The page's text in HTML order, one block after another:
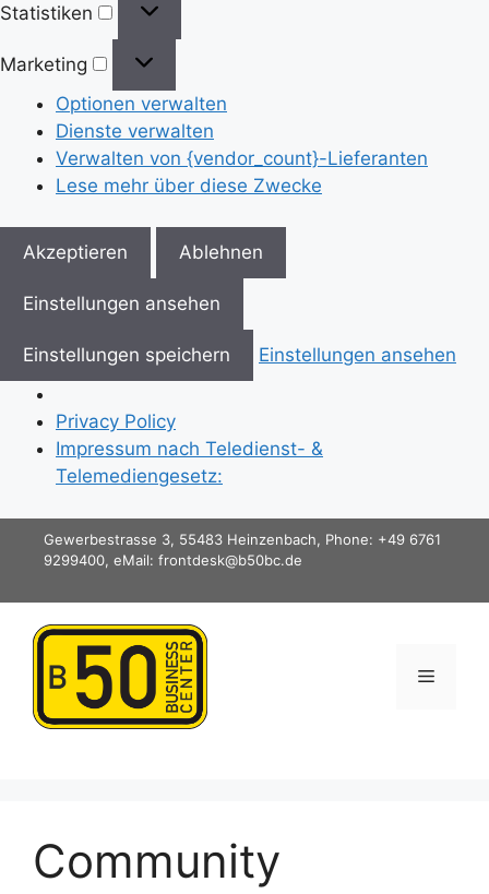
Statistiken
Marketing
Optionen verwalten
Dienste verwalten
Verwalten von {vendor_count}-Lieferanten
Lese mehr über diese Zwecke
Akzeptieren Ablehnen
Einstellungen ansehen
Einstellungen speichern Einstellungen ansehen
Privacy Policy
Impressum nach Teledienst- &
Telemediengesetz:
Inhalt
Gewerbestrasse 3, 55483 Heinzenbach, Phone: +49 6761
9299400, eMail: frontdesk@b50bc.de
Menü
Community